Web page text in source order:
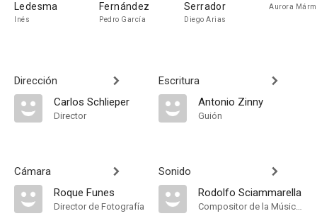
Ledesma
Inés
Fernández
Pedro García
Serrador
Diego Arias
Aurora
Dirección
Carlos Schlieper
Director
Cámara
Roque Funes
Director de Fotografía
Escritura
Antonio Zinny
Guión
Sonido
Rodolfo Sciammarella
Compositor de la Música Original